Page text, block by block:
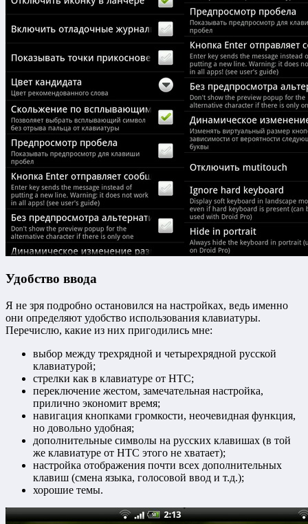
Удобство ввода
Я не зря подробно остановился на настройках, ведь именно
они определяют удобство использования клавиатуры.
Перечислю, какие из них пригодились мне:
выбор между трехрядной и четырехрядной русской
клавиатурой;
стрелки как в клавиатуре от HTC;
переключение жестом, замечательная настройка,
прилично экономит время;
навигация кнопками громкости, неочевидная функция,
но довольно удобная;
дополнительные символы на русских клавишах (в той
же клавиатуре от HTC этого не хватает);
настройка отображения почти всех дополнительных
клавиш (смена языка, голосовой ввод и т.д.);
хорошие темы.